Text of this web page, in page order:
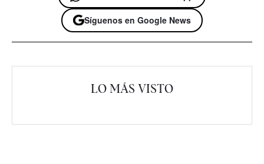
Síguenos en Google News
LO MÁS VISTO